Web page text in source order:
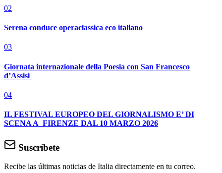
02
Serena conduce operaclassica eco italiano
03
Giornata internazionale della Poesia con San Francesco
d’Assisi
04
IL FESTIVAL EUROPEO DEL GIORNALISMO E’ DI
SCENA A FIRENZE DAL 10 MARZO 2026
Suscríbete
Recibe las últimas noticias de Italia directamente en tu correo.